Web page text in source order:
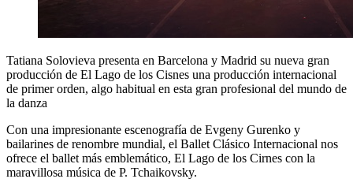
Tatiana Solovieva presenta en Barcelona y Madrid su nueva gran
producción de El Lago de los Cisnes una producción internacional
de primer orden, algo habitual en esta gran profesional del mundo de
la danza
Con una impresionante escenografía de Evgeny Gurenko y
bailarines de renombre mundial, el Ballet Clásico Internacional nos
ofrece el ballet más emblemático, El Lago de los Cirnes con la
maravillosa música de P. Tchaikovsky.